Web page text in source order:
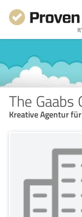
The Gaabs
Kreative Agentur